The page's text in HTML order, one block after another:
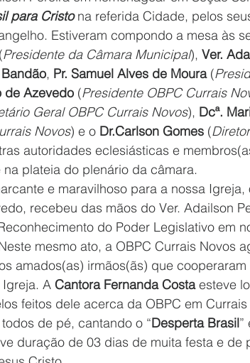
para Cristo na referida Cidade, pelos
Estiveram compondo a mesa às
Presidente da Câmara Municipal), Ver.
, Pr. Samuel Alves de Moura (
de Azevedo (Presidente OBPC Currais
Geral OBPC Currais Novos), Dcª.
Novos) e o Dr.Carlson Gomes (
autoridades eclesiásticas e
plateia do plenário da câmara.
e maravilhoso para a nossa
recebeu das mãos do Ver. Adailson
do Poder Legislativo em
mesmo ato, a OBPC Currais Novos
amados(as) irmãos(ãs) que
A Cantora Fernanda Costa esteve
feitos dele acerca da OBPC em Currais
de pé, cantando o “Desperta Brasil”
duração de 03 dias de muita festa e de